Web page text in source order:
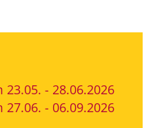
- 28.06.2026
- 06.09.2026